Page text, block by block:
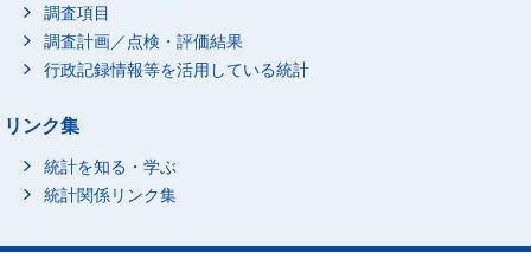
調査項目
調査計画／点検・評価結果
行政記録情報等を活用している統計
リンク集
統計を知る・学ぶ
統計関係リンク集